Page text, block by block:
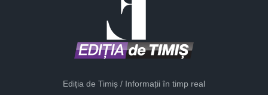
Ediția de Timiș / Informații în timp real